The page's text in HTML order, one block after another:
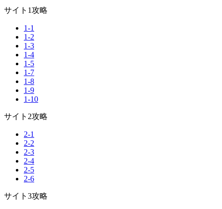
サイト1攻略
1-1
1-2
1-3
1-4
1-5
1-7
1-8
1-9
1-10
サイト2攻略
2-1
2-2
2-3
2-4
2-5
2-6
サイト3攻略